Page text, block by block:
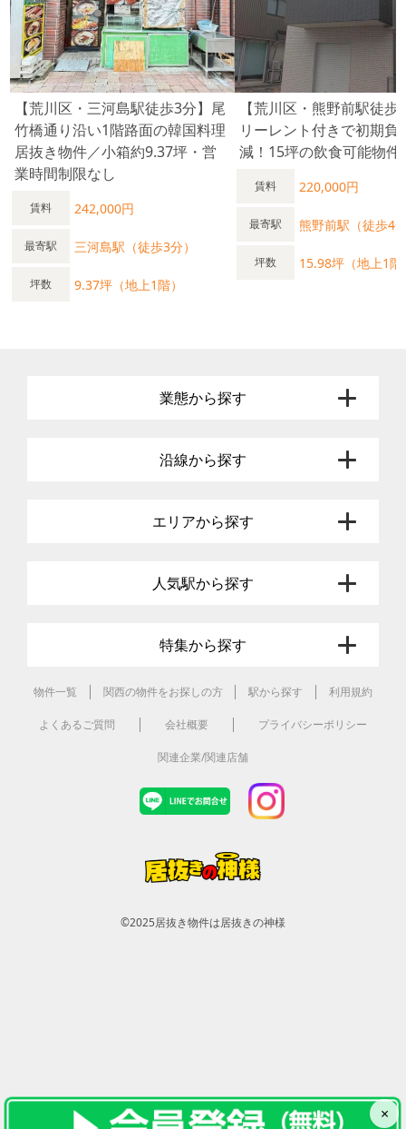
33店 スイーツ店 28店 中華料理 22店 ラーメン店 19店 焼肉ホ
ルモン 19店 バー 17店 アジアエスニック 12店 カ
レー 11店 パン・サンドイッチ 9店 ＜町屋駅周辺スポット＞ ム
ーブ町屋（町屋文化センター） 稲荷神社 町屋光明寺 吉村昭記
念文学館 荒川自然公園 旧三河島汚水処分場喞筒場施設 観音寺
六地蔵 荒川公園 法界寺 やまと湯 成福寺 三味線かとう 三峰神
社 尾久の原公園 荒川二丁目公園 町屋二丁目公園 M-AXE
TOWER 真光会竹内病院 泊船軒 イーストヒル町屋 ＜町屋駅1日
平均乗降客数＞ 東京メトロ千代田線 町屋駅 59,032人
2023年度 京成電鉄 町屋駅 18,003人 国土交通省国土政策
局・令和5年度 東京都交通局 都電荒川線 町屋駅 8,555
人 2020年度 町屋駅合計：85,590人
【荒川区・三河島駅徒歩3分】尾
竹橋通り沿い1階路面の韓国料理
居抜き物件／小箱約9.37坪・営
業時間制限なし
賃料 242,000円
最寄駅 三河島駅（徒歩3分）
坪数 9.37坪（地上1階）
【荒川区・熊野前駅徒歩
リーレント付きで初期負
減！15坪の飲食可能物件
賃料 220,000円
最寄駅 熊野前駅（徒歩4
坪数 15.98坪（地上1階
業態から探す
沿線から探す
エリアから探す
人気駅から探す
特集から探す
物件一覧 関西の物件をお探しの方 駅から探す 利用規約
よくあるご質問 会社概要 プライバシーポリシー
関連企業/関連店舗
©2025居抜き物件は居抜きの神様
×